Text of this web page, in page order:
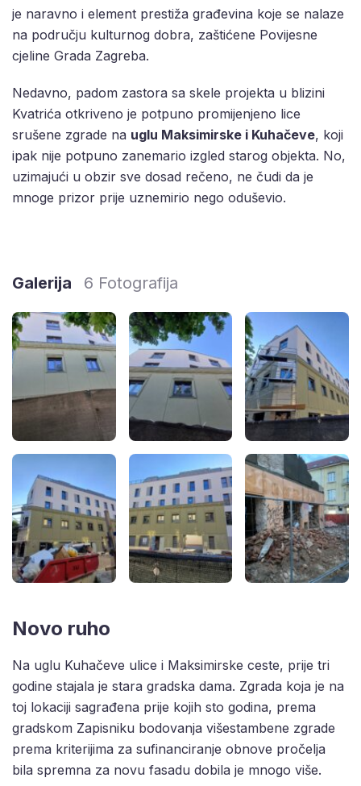
je naravno i element prestiža građevina koje se nalaze
na području kulturnog dobra, zaštićene Povijesne
cjeline Grada Zagreba.
Nedavno, padom zastora sa skele projekta u blizini
Kvatrića otkriveno je potpuno promijenjeno lice
srušene zgrade na uglu Maksimirske i Kuhačeve, koji
ipak nije potpuno zanemario izgled starog objekta. No,
uzimajući u obzir sve dosad rečeno, ne čudi da je
mnoge prizor prije uznemirio nego oduševio.
Galerija 6 Fotografija
Novo ruho
Na uglu Kuhačeve ulice i Maksimirske ceste, prije tri
godine stajala je stara gradska dama. Zgrada koja je na
toj lokaciji sagrađena prije kojih sto godina, prema
gradskom Zapisniku bodovanja višestambene zgrade
prema kriterijima za sufinanciranje obnove pročelja
bila spremna za novu fasadu dobila je mnogo više.